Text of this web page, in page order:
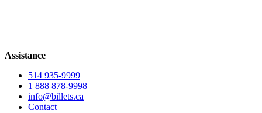
Assistance
514 935-9999
1 888 878-9998
info@billets.ca
Contact